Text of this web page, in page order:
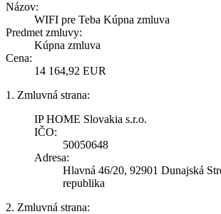
Názov:
WIFI pre Teba Kúpna zmluva
Predmet zmluvy:
Kúpna zmluva
Cena:
14 164,92 EUR
1. Zmluvná strana:
IP HOME Slovakia s.r.o.
IČO:
50050648
Adresa:
Hlavná 46/20, 92901 Dunajská
republika
2. Zmluvná strana: